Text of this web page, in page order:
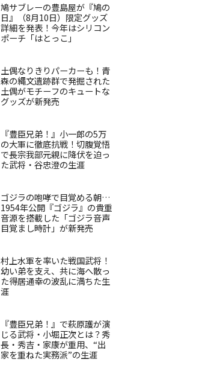
鳩サブレーの豊島屋が『鳩の
日』（8月10日）限定グッズ
詳細を発表！今年はシリコン
ポーチ「はとっこ」
土偶なりきりパーカーも！青
森の縄文遺跡群で発掘された
土偶がモチーフのキュートな
グッズが新発売
『豊臣兄弟！』小一郎の5万
の大軍に徹底抗戦！切腹覚悟
で長宗我部元親に降伏を迫っ
た武将・谷忠澄の生涯
ゴジラの咆哮で目覚める朝…
1954年公開『ゴジラ』の貴重
音源を搭載した「ゴジラ音声
目覚まし時計」が新発売
村上水軍を率いた戦国武将！
幼い弟を支え、共に海へ散っ
た得居通幸の波乱に満ちた生
涯
『豊臣兄弟！』で萩原護が演
じる武将・小堀正次とは？秀
長・秀吉・家康が重用、“出
家を重ねた実務派”の生涯